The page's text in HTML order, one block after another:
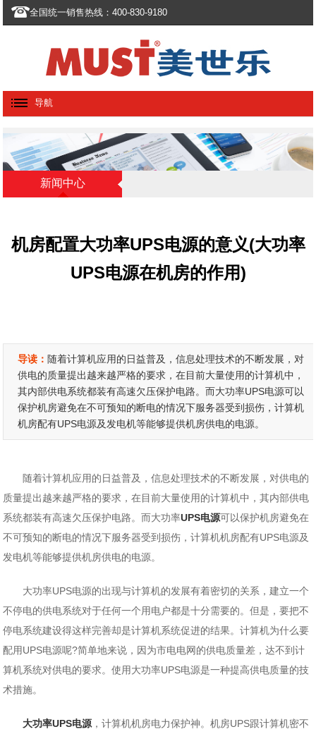
全国统一销售热线：400-830-9180
导航
新闻中心
机房配置大功率UPS电源的意义(大功率
UPS电源在机房的作用)
导读： 随着计算机应用的日益普及，信息处理技术的不断发展，对
供电的质量提出越来越严格的要求，在目前大量使用的计算机中，
其内部供电系统都装有高速欠压保护电路。而大功率UPS电源可以
保护机房避免在不可预知的断电的情况下服务器受到损伤，计算机
机房配有UPS电源及发电机等能够提供机房供电的电源。
随着计算机应用的日益普及，信息处理技术的不断发展，对供电的
质量提出越来越严格的要求，在目前大量使用的计算机中，其内部供电
系统都装有高速欠压保护电路。而大功率UPS电源可以保护机房避免在
不可预知的断电的情况下服务器受到损伤，计算机机房配有UPS电源及
发电机等能够提供机房供电的电源。
大功率UPS电源的出现与计算机的发展有着密切的关系，建立一个
不停电的供电系统对于任何一个用电户都是十分需要的。但是，要把不
停电系统建设得这样完善却是计算机系统促进的结果。计算机为什么要
配用UPS电源呢?简单地来说，因为市电电网的供电质量差，达不到计
算机系统对供电的要求。使用大功率UPS电源是一种提高供电质量的技
术措施。
大功率UPS电源，计算机机房电力保护神。机房UPS跟计算机密不